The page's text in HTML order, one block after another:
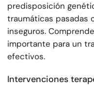
predisposición
traumáticas pasadas
inseguros.
importante para un
efectivos.
Intervenciones